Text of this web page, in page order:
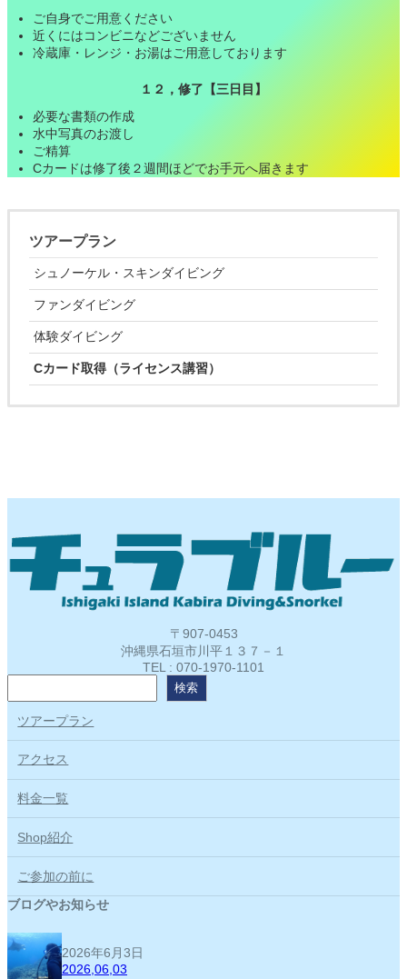
ご自身でご用意ください
近くにはコンビニなどございません
冷蔵庫・レンジ・お湯はご用意しております
１２，修了【三日目】
必要な書類の作成
水中写真のお渡し
ご精算
Cカードは修了後２週間ほどでお手元へ届きます
ツアープラン
シュノーケル・スキンダイビング
ファンダイビング
体験ダイビング
Cカード取得（ライセンス講習）
〒907-0453
沖縄県石垣市川平１３７－１
TEL : 070-1970-1101
索
検索
ツアープラン
アクセス
料金一覧
Shop紹介
ご参加の前に
ブログやお知らせ
2026年6月3日
2026,06,03